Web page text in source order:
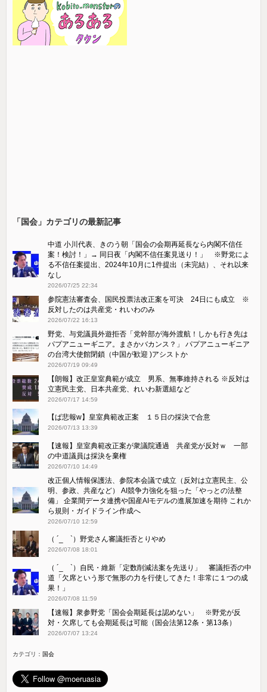
「国会」カテゴリの最新記事
中道 小川代表、きのう朝「国会の会期再延長なら内閣不信任
案！検討！」→ 同日夜「内閣不信任案見送り！」 ※野党によ
る不信任案提出、2024年10月に1件提出（未完結）、それ以来
なし
2026/07/25 22:34
参院憲法審査会、国民投票法改正案を可決 24日にも成立 ※
反対したのは共産党・れいわのみ
2026/07/22 16:13
野党、与党議員外遊拒否「党幹部が海外渡航！しかも行き先は
パプアニューギニア。まさかバカンス？」 パプアニューギニア
の台湾大使館閉鎖（中国が歓迎 )アシストか
2026/07/19 09:49
【朗報】改正皇室典範が成立 男系、無事維持される ※反対は
立憲民主党、日本共産党、れいわ新選組など
2026/07/17 14:59
【ぱ悲報w】皇室典範改正案 １５日の採決で合意
2026/07/13 13:39
【速報】皇室典範改正案が衆議院通過 共産党が反対ｗ 一部
の中道議員は採決を棄権
2026/07/10 14:49
改正個人情報保護法、参院本会議で成立（反対は立憲民主、公
明、参政、共産など） AI競争力強化を狙った「やっとの法整
備」 企業間データ連携や国産AIモデルの進展加速を期待 これか
ら規則・ガイドライン作成へ
2026/07/10 12:59
（ ´_ゝ`）野党さん審議拒否とりやめ
2026/07/08 18:01
（ ´_ゝ`）自民・維新「定数削減法案を先送り」 審議拒否の中
道「欠席という形で無形の力を行使してきた！非常に１つの成
果！」
2026/07/08 11:59
【速報】衆参野党「国会会期延長は認めない」 ※野党が反
対・欠席しても会期延長は可能（国会法第12条・第13条）
2026/07/07 13:24
カテゴリ： 国会